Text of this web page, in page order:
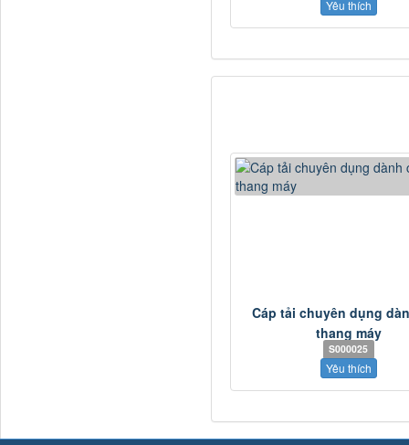
Yêu thích
Cáp tải chuyên dụng
thang máy
S000025
Yêu thích